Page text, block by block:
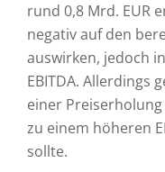
rund 0,8 Mrd. EUR
negativ auf den
auswirken, jedoch
EBITDA. Allerdings
einer
zu einem höheren
sollte.